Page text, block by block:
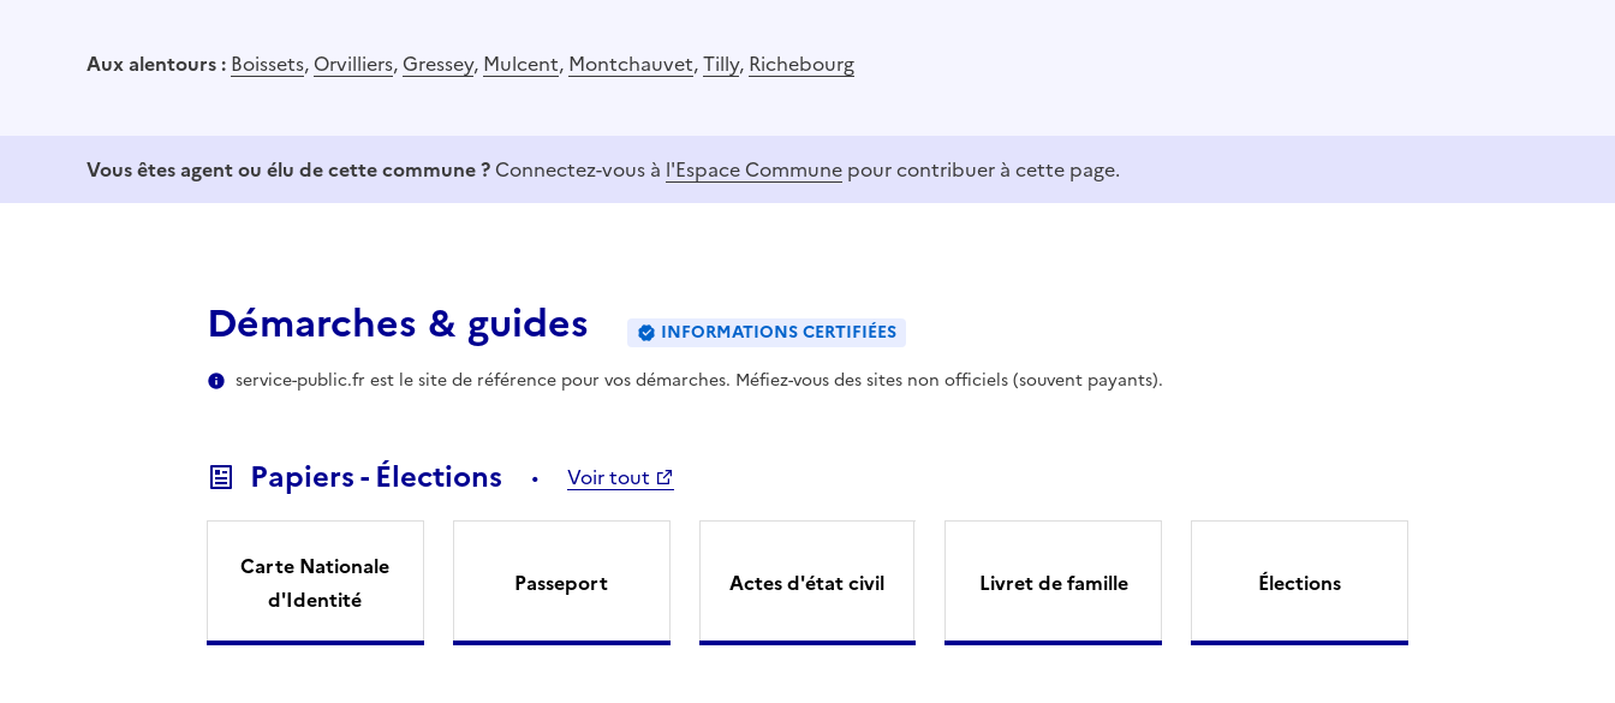
Aux alentours : Boissets, Orvilliers,Gressey, Mulcent, Montchauvet,Tilly, Richebourg
Vous êtes agent ou élu de cette commune ? Connectez-vous à l'Espace Commune pour contribuer à cette page.
Démarches & guides
INFORMATIONS CERTIFIÉES
service-public.fr est le site de référence pour vos démarches. Méfiez-vous des sites non officiels (souvent payants).
Papiers - Élections Voir tout
Carte Nationale
d'Identité
Passeport Actes d'état civil Livret de famille Élections